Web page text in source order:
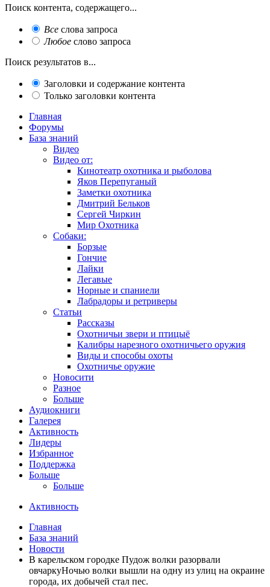
Поиск контента, содержащего...
Все слова запроса
Любое слово запроса
Поиск результатов в...
Заголовки и содержание контента
Только заголовки контента
Главная
Форумы
База знаний
Видео
Видео от:
Кинотеатр охотника и рыболова
Яков Перепуганый
Заметки охотника
Дмитрий Бельков
Сергей Чиркин
Мир Охотника
Собаки:
Борзые
Гончие
Лайки
Легавые
Норные и спаниели
Лабрадоры и ретриверы
Статьи
Рассказы
Охотничьи звери и птицыё
Калибры нарезного охотничьего оружия
Виды и способы охоты
Охотничье оружие
Новосити
Разное
Больше
Аудиокниги
Галерея
Активность
Лидеры
Избранное
Поддержка
Больше
Больше
Активность
Главная
База знаний
Новости
В карельском городке Пудож волки разорвали
овчаркуНочью волки вышли на одну из улиц на окраине
города, их добычей стал пес.